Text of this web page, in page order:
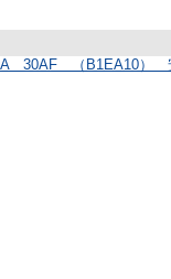
30AF （B1EA10）